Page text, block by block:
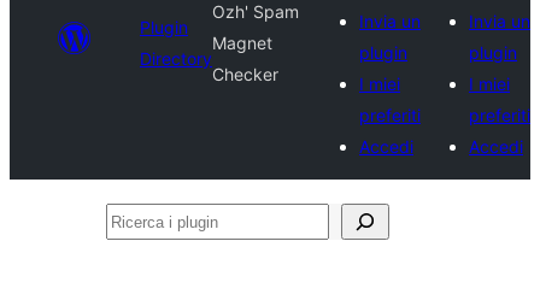
Plugin
Directory
Ozh' Spam
Magnet
Checker
Invia un
plugin
I miei
preferiti
Accedi
Invia un
plugin
I miei
preferiti
Accedi
Ricerca